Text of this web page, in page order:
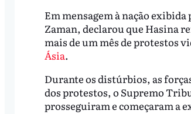
Em mensagem à nação
Zaman, declarou que Hasina
mais de um mês de protestos
Ásia.
Durante os distúrbios, as
dos protestos, o Supremo
prosseguiram e começaram a